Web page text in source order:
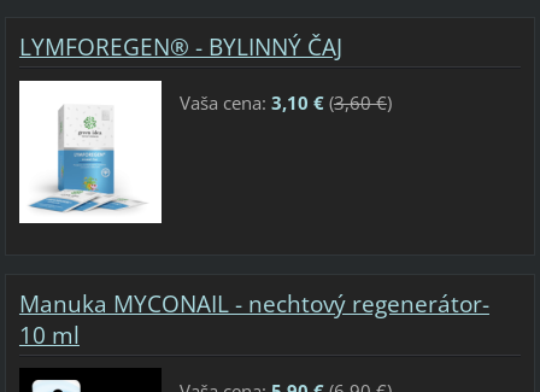
LYMFOREGEN® - BYLINNÝ ČAJ
Vaša cena: 3,10 €(3,60 €)
Manuka MYCONAIL - nechtový regenerátor-
10 ml